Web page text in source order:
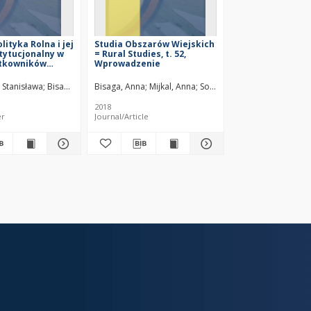
Rolna i jej
w
opolskiego
its institutional
by the
marchandise
in
Bisaga, Anna
Studia Obszarów Wiejskich
= Rural Studies, t. 52,
Wprowadzenie
Bisaga, Anna Mijkal, Anna Sokołowska, Stanisława
2018
Journal/Article